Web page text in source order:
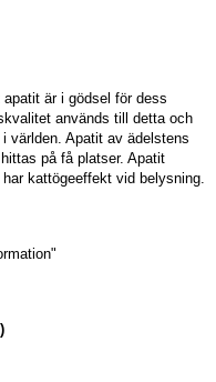
är i gödsel för dess
används till detta och
världen. Apatit av ädelstens
på få platser. Apatit
kattögeeffekt vid belysning.